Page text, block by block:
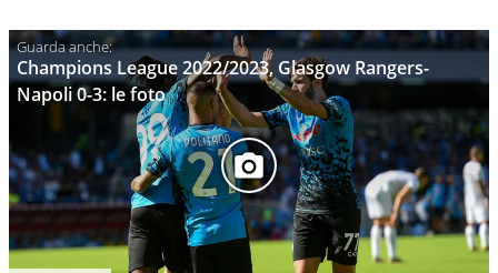
Champions League 2022/2023, Glasgow Rangers-
Napoli 0-3: le foto